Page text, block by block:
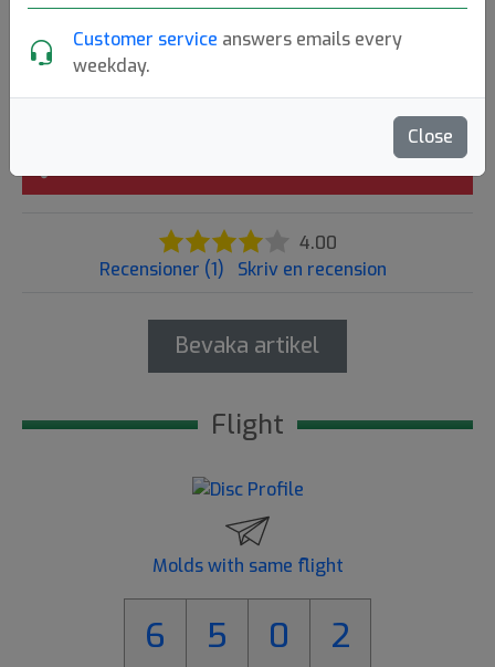
Customer service answers emails every
weekday.
Close
Kastaplast|Midrange Disc
Flight: 6 5 0 2
179:-
Slutsåld
4.00
Recensioner (1)
Skriv en recension
Bevaka artikel
Flight
Molds with same flight
6 5 0 2